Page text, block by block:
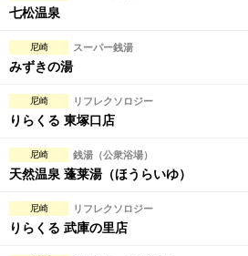
七松温泉
尼崎 スーパー銭湯
みずきの湯
尼崎 リフレクソロジー
りらくる 東塚口店
尼崎 銭湯（公衆浴場）
天然温泉 蓬莱湯（ほうらいゆ）
尼崎 リフレクソロジー
りらくる 武庫の里店